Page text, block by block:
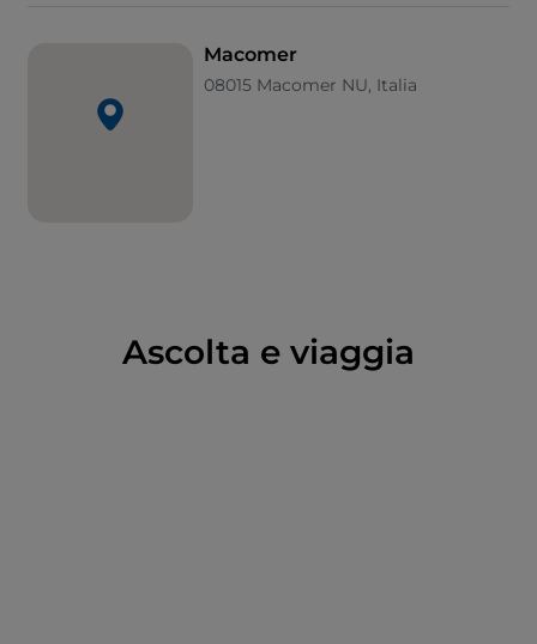
difeso da un antemurale, oggi appena visibile.
Questo è Macomer: fascino, storia e intrecci di pietra.
Macomer
08015 Macomer NU, Italia
Ascolta e viaggia